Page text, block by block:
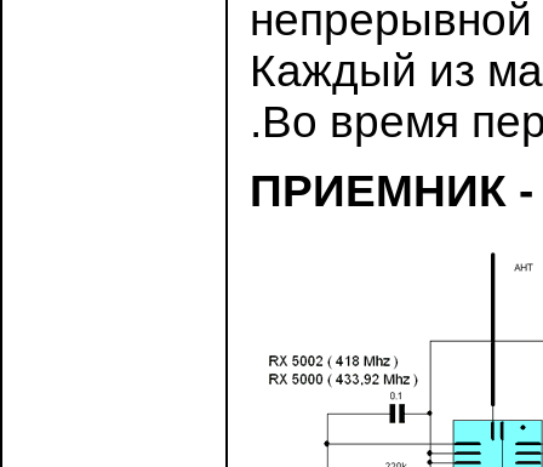
непрерывной
Каждый из
.Во время
ПРИЕМНИК